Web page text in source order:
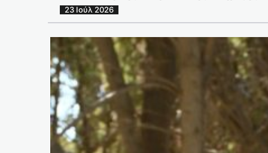
23 Ιούλ 2026